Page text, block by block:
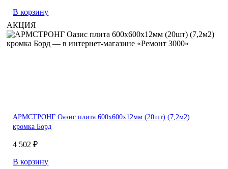
В корзину
АКЦИЯ
АРМСТРОНГ Оазис плита 600х600х12мм (20шт) (7,2м2)
кромка Борд
4 502 ₽
В корзину